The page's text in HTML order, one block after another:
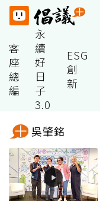
客
座
總
編
永
續
好
日
子
3.0
ESG
創
新
吳肇銘